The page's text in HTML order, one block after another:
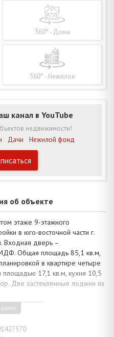
360° - Дома
360° - Нежилое
канал в YouTube
недвижимости!
Дачи Нежилой фонд
об объекте
этаже 9-этажного
в юго-восточной части г.
Входная дверь –
Общая площадь 85,1 кв.м,
в квартире четыре
17,1 кв.м, кухня 10,5
Две застекленные лоджии из
одноуровневые потолки
оштукатурены. Ванная
далее